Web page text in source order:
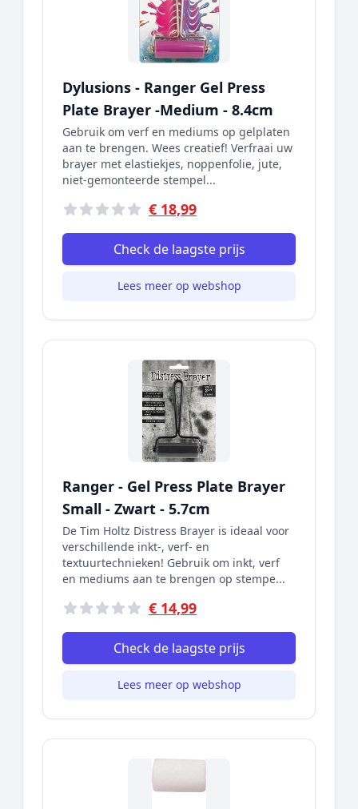
Dylusions - Ranger Gel Press
Plate Brayer -Medium - 8.4cm
Gebruik om verf en mediums op gelplaten
aan te brengen. Wees creatief! Verfraai uw
brayer met elastiekjes, noppenfolie, jute,
niet-gemonteerde stempel...
€ 18,99
Check de laagste prijs
Lees meer op webshop
Ranger - Gel Press Plate Brayer
Small - Zwart - 5.7cm
De Tim Holtz Distress Brayer is ideaal voor
verschillende inkt-, verf- en
textuurtechnieken! Gebruik om inkt, verf
en mediums aan te brengen op stempe...
€ 14,99
Check de laagste prijs
Lees meer op webshop